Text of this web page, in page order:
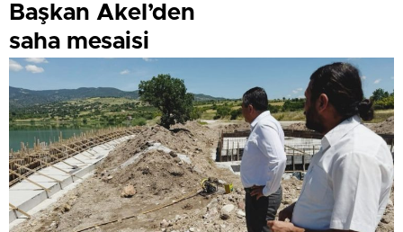
Başkan Akel’den
saha mesaisi